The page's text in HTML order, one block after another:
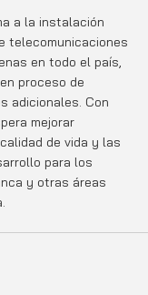
a la instalación
telecomunicaciones
en todo el país,
proceso de
adicionales. Con
mejorar
de vida y las
para los
y otras áreas